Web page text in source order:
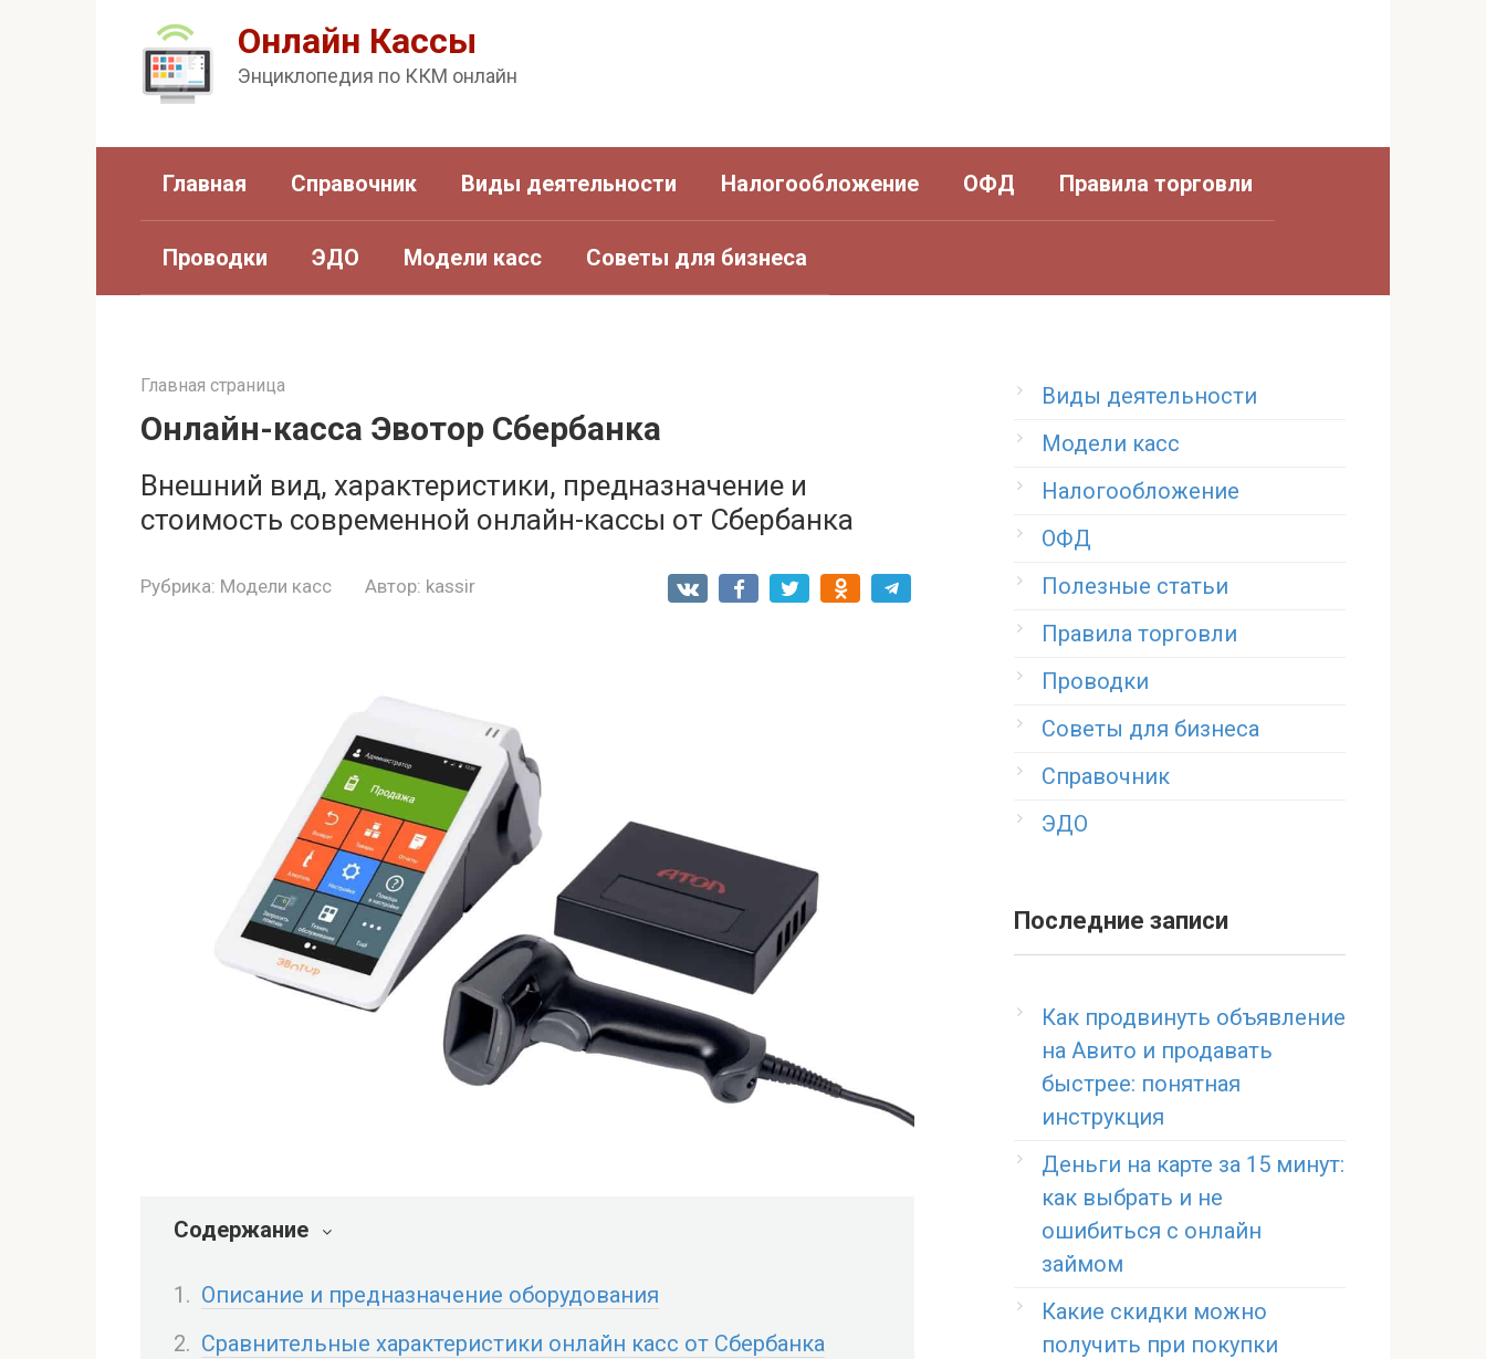
Онлайн Кассы
Энциклопедия по ККМ онлайн
Главная Справочник Виды деятельности Налогообложение ОФД Правила торговли
Проводки ЭДО Модели касс Советы для бизнеса
Главная страница
Онлайн-касса Эвотор Сбербанка
Внешний вид, характеристики, предназначение и
стоимость современной онлайн-кассы от Сбербанка
Рубрика: Модели касс Автор: kassir
Содержание
Описание и предназначение оборудования
Сравнительные характеристики онлайн касс от Сбербанка
Виды деятельности
Модели касс
Налогообложение
ОФД
Полезные статьи
Правила торговли
Проводки
Советы для бизнеса
Справочник
ЭДО
Последние записи
Как продвинуть объявление
на Авито и продавать
быстрее: понятная
инструкция
Деньги на карте за 15 минут:
как выбрать и не
ошибиться с онлайн
займом
Какие скидки можно
получить при покупки